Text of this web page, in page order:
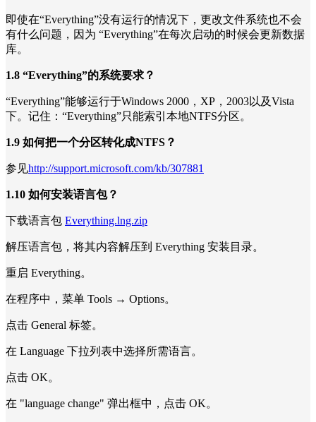
即使在“Everything”没有运行的情况下，更改文件系统也不会
有什么问题，因为 “Everything”在每次启动的时候会更新数据
库。
1.8 “Everything”的系统要求？
“Everything”能够运行于Windows 2000，XP，2003以及Vista
下。记住：“Everything”只能索引本地NTFS分区。
1.9 如何把一个分区转化成NTFS？
参见http://support.microsoft.com/kb/307881
1.10 如何安装语言包？
下载语言包 Everything.lng.zip
解压语言包，将其内容解压到 Everything 安装目录。
重启 Everything。
在程序中，菜单 Tools → Options。
点击 General 标签。
在 Language 下拉列表中选择所需语言。
点击 OK。
在 "language change" 弹出框中，点击 OK。